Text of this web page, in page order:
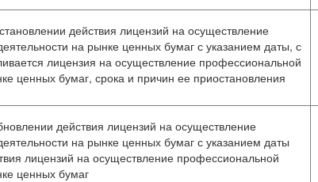
действия лицензий на осуществление
на рынке ценных бумаг с указанием даты, с
лицензия на осуществление профессиональной
ценных бумаг, срока и причин ее приостановления
действия лицензий на осуществление
на рынке ценных бумаг с указанием даты
лицензий на осуществление профессиональной
ценных бумаг